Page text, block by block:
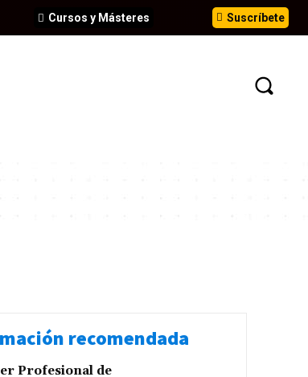
Suscríbete
Cursos y Másteres
recomendada
Profesional de